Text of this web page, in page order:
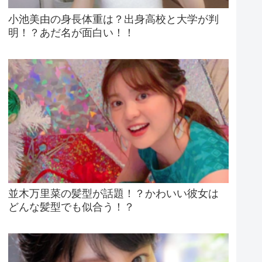
小池美由の身長体重は？出身高校と大学が判
明！？あだ名が面白い！！
並木万里菜の髪型が話題！？かわいい彼女は
どんな髪型でも似合う！？